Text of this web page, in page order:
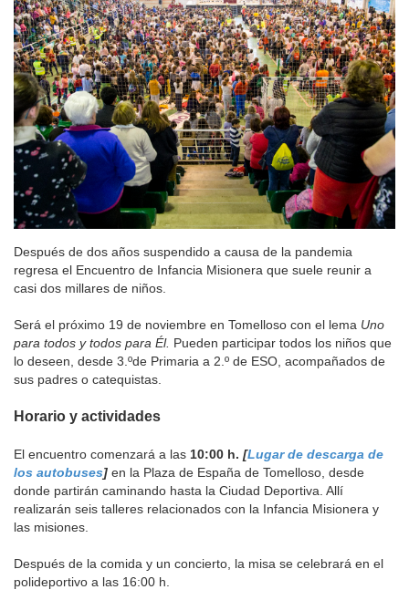
Después de dos años suspendido a causa de la pandemia
regresa el Encuentro de Infancia Misionera que suele reunir a
casi dos millares de niños.
Será el próximo 19 de noviembre en Tomelloso con el lema Uno
para todos y todos para Él. Pueden participar todos los niños que
lo deseen, desde 3.ºde Primaria a 2.º de ESO, acompañados de
sus padres o catequistas.
Horario y actividades
El encuentro comenzará a las 10:00 h. [Lugar de descarga de
los autobuses] en la Plaza de España de Tomelloso, desde
donde partirán caminando hasta la Ciudad Deportiva. Allí
realizarán seis talleres relacionados con la Infancia Misionera y
las misiones.
Después de la comida y un concierto, la misa se celebrará en el
polideportivo a las 16:00 h.